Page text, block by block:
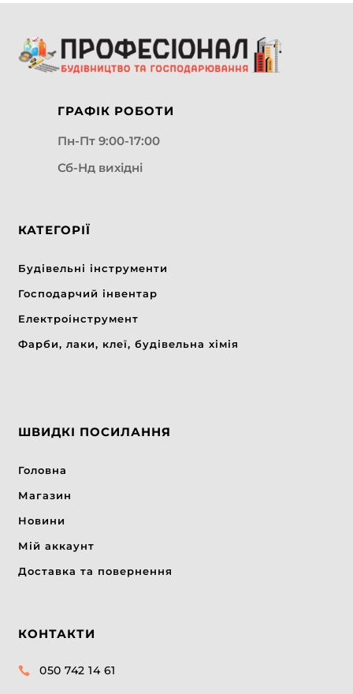
ГРАФІК РОБОТИ
Пн-Пт 9:00-17:00
Сб-Нд вихідні
КАТЕГОРІЇ
Будівельні інструменти
Господарчий інвентар
Електроінструмент
Фарби, лаки, клеї, будівельна хімія
ШВИДКІ ПОСИЛАННЯ
Головна
Магазин
Новини
Мій аккаунт
Доставка та повернення
КОНТАКТИ
 050 742 14 61